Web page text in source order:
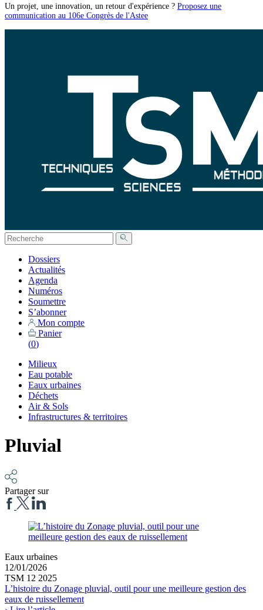
Un projet, une innovation, un retour d'expérience ? Proposez une
communication au 106e Congrès de l'Astee
Dossiers
Actualités
Agenda
Numéros
Soumettre
S’abonner
Mon compte
Panier
(0)
Milieux
Eau potable
Eaux urbaines
Déchets
Air & Sols
Infrastructures & territoires
Pluvial
Partager sur
Eaux urbaines
12/01/2026
TSM 12 2025
L’histoire du Zonage pluvial, outil pour une meilleure gestion des
eaux de ruissellement